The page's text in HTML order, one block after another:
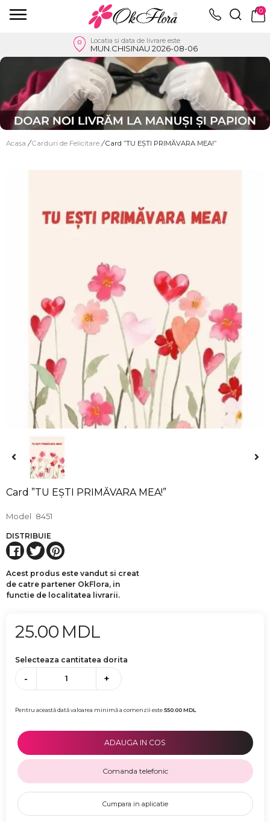
0
Locatia si data de livrare este
MUN.CHISINAU 2026-08-06
Acasa / Carduri de Felicitare / Card ”TU EȘTI PRIMĂVARA MEA!”
Card ”TU EȘTI PRIMĂVARA MEA!”
Model 8451
DISTRIBUIE
Acest produs este vandut si creat
de catre partener OkFlora, in
functie de localitatea livrarii.
25.00 MDL
Selecteaza cantitatea dorita
- +
Pentru această dată valoarea minimă a comenzii este550.00MDL
ADAUGA IN COS
Comanda telefonic
Cumpara in aplicatie